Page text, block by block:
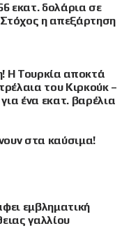
εκατ. δολάρια σε
η απεξάρτηση
Η Τουρκία αποκτά
του Κιρκούκ –
ένα εκατ. βαρέλια
στα καύσιμα!
εμβληματική
γαλλίου